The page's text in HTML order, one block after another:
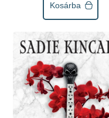
Kosárba